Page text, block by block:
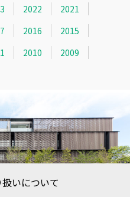
2022
2021
2016
2015
2010
2009
いについて